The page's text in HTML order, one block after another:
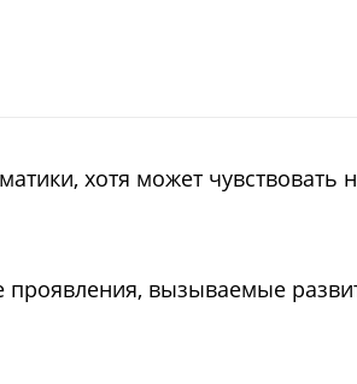
хотя может чувствовать
проявления, вызываемые